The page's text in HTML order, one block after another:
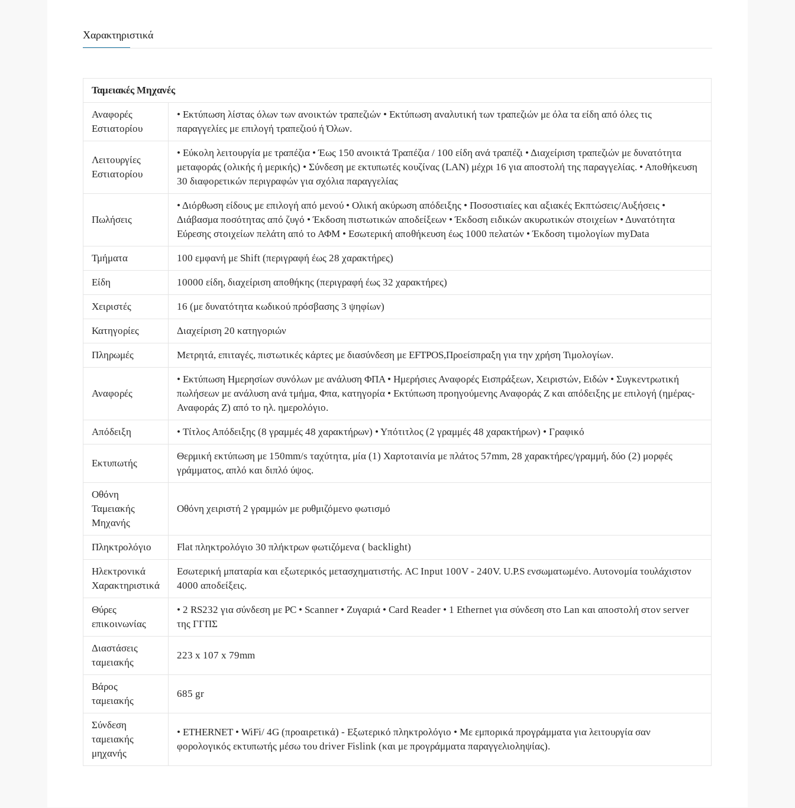
Χαρακτηριστικά
Ταμειακές Μηχανές
Αναφορές
Εστιατορίου
• Εκτύπωση λίστας όλων των ανοικτών τραπεζιών • Εκτύπωση αναλυτική των τραπεζιών με όλα τα είδη από όλες τις
παραγγελίες με επιλογή τραπεζιού ή Όλων.
Λειτουργίες
Εστιατορίου
• Εύκολη λειτουργία με τραπέζια • Έως 150 ανοικτά Τραπέζια / 100 είδη ανά τραπέζι • Διαχείριση τραπεζιών με δυνατότητα
μεταφοράς (ολικής ή μερικής) • Σύνδεση με εκτυπωτές κουζίνας (LAN) μέχρι 16 για αποστολή της παραγγελίας. • Αποθήκευση
30 διαφορετικών περιγραφών για σχόλια παραγγελίας
Πωλήσεις
• Διόρθωση είδους με επιλογή από μενού • Ολική ακύρωση απόδειξης • Ποσοστιαίες και αξιακές Εκπτώσεις/Aυξήσεις •
Διάβασμα ποσότητας από ζυγό • Έκδοση πιστωτικών αποδείξεων • Έκδοση ειδικών ακυρωτικών στοιχείων • Δυνατότητα
Εύρεσης στοιχείων πελάτη από το ΑΦΜ • Εσωτερική αποθήκευση έως 1000 πελατών • Έκδοση τιμολογίων myData
Τμήματα 100 εμφανή με Shift (περιγραφή έως 28 χαρακτήρες)
Είδη 10000 είδη, διαχείριση αποθήκης (περιγραφή έως 32 χαρακτήρες)
Χειριστές 16 (με δυνατότητα κωδικού πρόσβασης 3 ψηφίων)
Κατηγορίες Διαχείριση 20 κατηγοριών
Πληρωμές Μετρητά, επιταγές, πιστωτικές κάρτες με διασύνδεση με EFTPOS,Προείσπραξη για την χρήση Τιμολογίων.
Αναφορές
• Εκτύπωση Ημερησίων συνόλων με ανάλυση ΦΠΑ • Ημερήσιες Αναφορές Εισπράξεων, Χειριστών, Ειδών • Συγκεντρωτική
πωλήσεων με ανάλυση ανά τμήμα, Φπα, κατηγορία • Εκτύπωση προηγούμενης Αναφοράς Ζ και απόδειξης με επιλογή (ημέρας-
Αναφοράς Ζ) από το ηλ. ημερολόγιο.
Απόδειξη • Τίτλος Απόδειξης (8 γραμμές 48 χαρακτήρων) • Υπότιτλος (2 γραμμές 48 χαρακτήρων) • Γραφικό
Εκτυπωτής
Θερμική εκτύπωση με 150mm/s ταχύτητα, μία (1) Χαρτοταινία με πλάτος 57mm, 28 χαρακτήρες/γραμμή, δύο (2) μορφές
γράμματος, απλό και διπλό ύψος.
Οθόνη
Ταμειακής
Μηχανής
Οθόνη χειριστή 2 γραμμών με ρυθμιζόμενο φωτισμό
Πληκτρολόγιο Flat πληκτρολόγιο 30 πλήκτρων φωτιζόμενα ( backlight)
Ηλεκτρονικά
Χαρακτηριστικά
Εσωτερική μπαταρία και εξωτερικός μετασχηματιστής. AC Input 100V - 240V. U.P.S ενσωματωμένο. Αυτονομία τουλάχιστον
4000 αποδείξεις.
Θύρες
επικοινωνίας
• 2 RS232 για σύνδεση με PC • Scanner • Ζυγαριά • Card Reader • 1 Ethernet για σύνδεση στο Lan και αποστολή στον server
της ΓΓΠΣ
Διαστάσεις
ταμειακής
223 x 107 x 79mm
Βάρος
ταμειακής
685 gr
Σύνδεση
ταμειακής
μηχανής
• ΕΤΗΕRΝΕΤ • WiFi/ 4G (προαιρετικά) - Εξωτερικό πληκτρολόγιο • Mε εμπορικά προγράμματα για λειτουργία σαν
φορολογικός εκτυπωτής μέσω του driver Fislink (και με προγράμματα παραγγελιοληψίας).